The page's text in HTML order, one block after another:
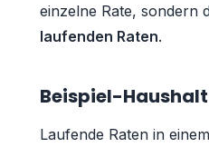
einzelne Rate, sondern
laufenden Raten.
Beispiel-Haushalt
Laufende Raten in